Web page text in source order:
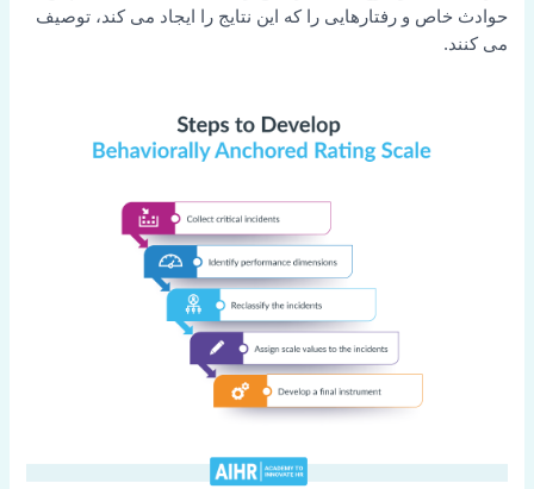
حوادث خاص و رفتارهایی را که این نتایج را ایجاد می کند، توصیف
می کنند.